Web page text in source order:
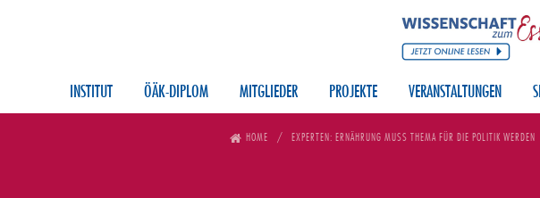
INSTITUT ÖÄK-DIPLOM MITGLIEDER PROJEKTE VERANSTALTUNGEN
HOME EXPERTEN: ERNÄHRUNG MUSS THEMA FÜR DIE POLITIK WERDEN